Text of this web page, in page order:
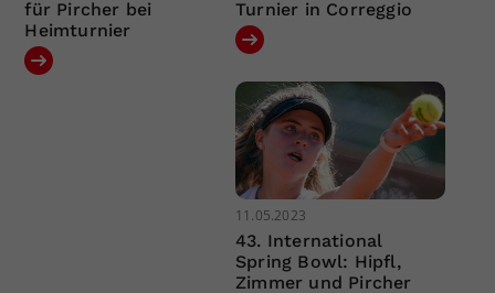
für Pircher bei
Heimturnier
Turnier in Correggio
11.05.2023
43. International
Spring Bowl: Hipfl,
Zimmer und Pircher